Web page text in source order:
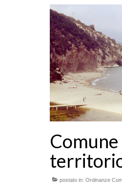
postato in: Ordinanze